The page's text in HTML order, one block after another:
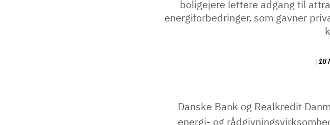
boligejere lettere adgang til
energiforbedringer, som gavner
18
Danske Bank og Realkredit
energi- og